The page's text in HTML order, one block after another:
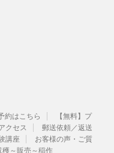
約はこちら
【無料】プ
クセス
郵送依頼／返送
講座
お客様の声・ご質
穫～販売～稲作